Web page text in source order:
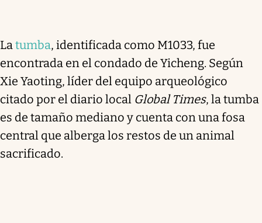
Latumba, identificada como M1033, fue
encontrada en el condado de Yicheng. Según
Xie Yaoting, líder del equipo arqueológico
citado por el diario local Global Times, la tumba
es de tamaño mediano y cuenta con una fosa
central que alberga los restos de un animal
sacrificado.